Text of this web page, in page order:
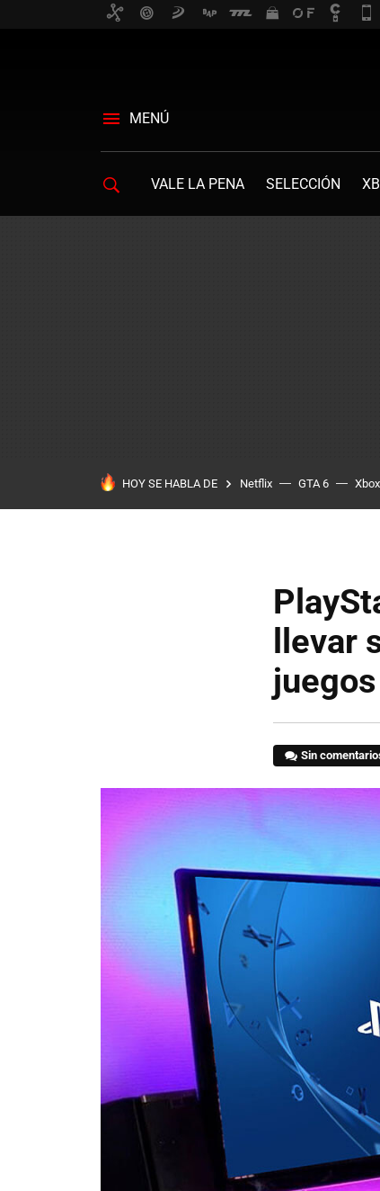
MENÚ
VALE LA PENA SELECCIÓN
HOY SE HABLA DE Netflix GTA 6 Xbox
llevar
Sin